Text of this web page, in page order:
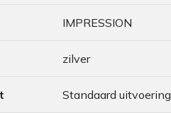
IMPRESSION
zilver
Standaard uitvoering